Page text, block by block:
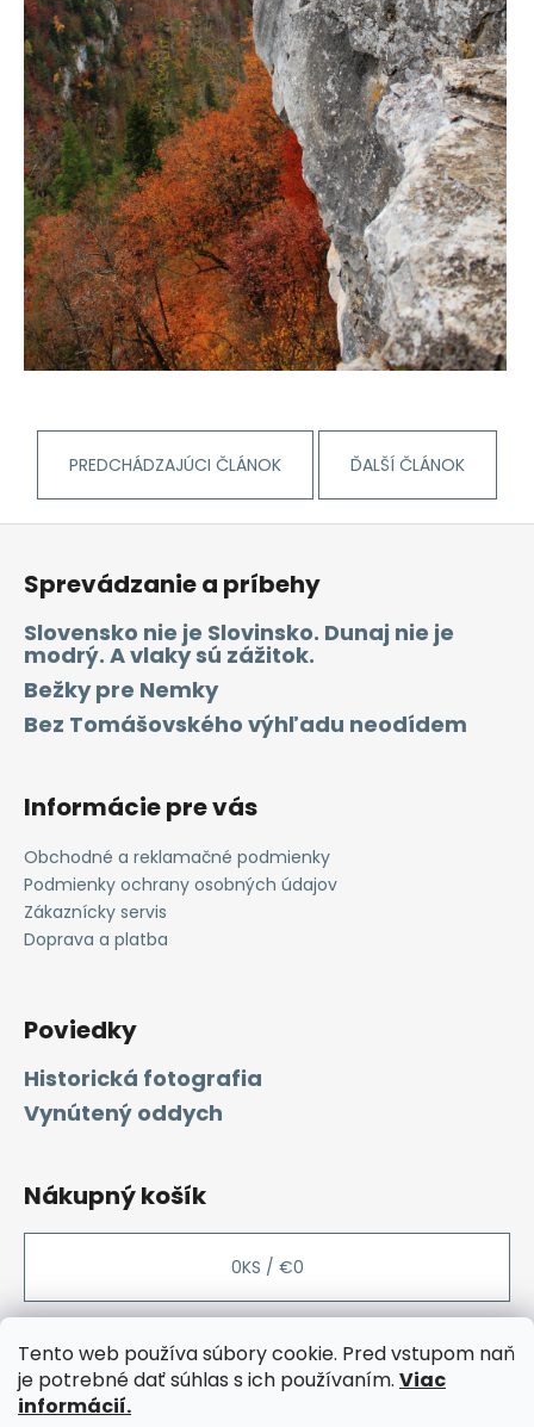
Tento web používa súbory cookie. Pred vstupom naň
je potrebné dať súhlas s ich používaním. Viac
informácií.
PREDCHÁDZAJÚCI ČLÁNOK ĎALŠÍ ČLÁNOK
Z
Sprevádzanie a príbehy
Slovensko nie je Slovinsko. Dunaj nie je
modrý. A vlaky sú zážitok.
Bežky pre Nemky
Bez Tomášovského výhľadu neodídem
Informácie pre vás
Obchodné a reklamačné podmienky
Podmienky ochrany osobných údajov
Zákaznícky servis
Doprava a platba
Poviedky
Historická fotografia
Vynútený oddych
Nákupný košík
0KS / €0
Facebook Instagram Rozcestnik Etsy Sashe Youtube